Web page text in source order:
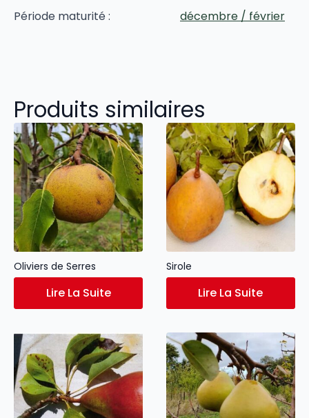
Période maturité : décembre / février
Produits similaires
Oliviers de Serres
Lire La Suite
Sirole
Lire La Suite